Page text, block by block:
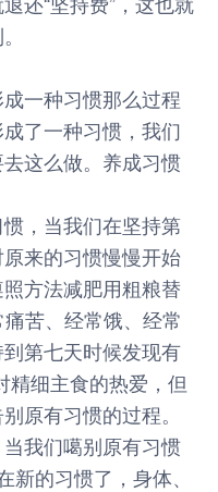
一种习惯那么过程
了一种习惯，我们
这么做。养成习惯
，当我们在坚持第
来的习惯慢慢开始
方法减肥用粗粮替
苦、经常饿、经常
第七天时候发现有
精细主食的热爱，但
原有习惯的过程。
我们噶别原有习惯
的习惯了，身体、